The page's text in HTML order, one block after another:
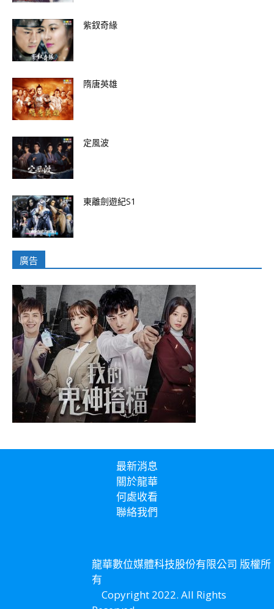
紫釵奇緣
隋唐英雄
定風波
東離劍遊紀S1
廣告
最新消息
關於龍華
何處收看
聯絡我們
龍華數位媒體科技股份有限公司 版權所
有
Copyright 2022. All Rights